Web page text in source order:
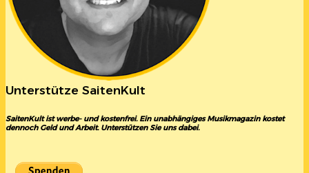
Unterstütze SaitenKult
SaitenKult ist werbe- und kostenfrei. Ein unabhängiges Musikmagazin kostet
dennoch Geld und Arbeit. Unterstützen Sie uns dabei.